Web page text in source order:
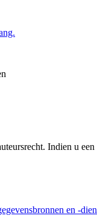
Indien u
en -